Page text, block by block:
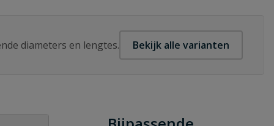
diameters en lengtes. Bekijk alle varianten